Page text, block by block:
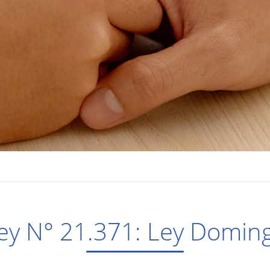
N° 21.371: Ley